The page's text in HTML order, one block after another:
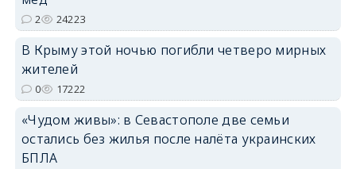
erid: 2SDnjdvhGXG
2 24223
В Крыму этой ночью погибли четверо мирных
жителей
0 17222
«Чудом живы»: в Севастополе две семьи
остались без жилья после налёта украинских
БПЛА